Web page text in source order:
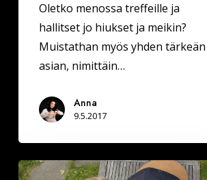
Oletko menossa treffeille ja
hallitset jo hiukset ja meikin?
Muistathan myös yhden tärkeän
asian, nimittäin…
Anna
9.5.2017
Perusjamppa